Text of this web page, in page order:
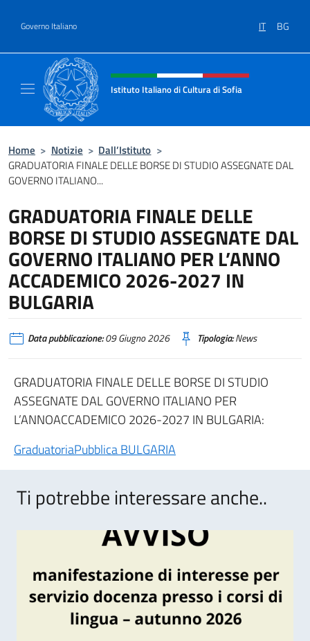
Governo Italiano IT BG
Intestazione sito, social e menù
Istituto Italiano di Cultura di Sofia
Home > Notizie > Dall’Istituto >
GRADUATORIA FINALE DELLE BORSE DI STUDIO ASSEGNATE DAL
GOVERNO ITALIANO...
GRADUATORIA FINALE DELLE
BORSE DI STUDIO ASSEGNATE DAL
GOVERNO ITALIANO PER L’ANNO
ACCADEMICO 2026-2027 IN
BULGARIA
Data pubblicazione:09 Giugno 2026 Tipologia:News
GRADUATORIA FINALE DELLE BORSE DI STUDIO
ASSEGNATE DAL GOVERNO ITALIANO PER
L’ANNOACCADEMICO 2026-2027 IN BULGARIA:
GraduatoriaPubblica BULGARIA
Ti potrebbe interessare anche..